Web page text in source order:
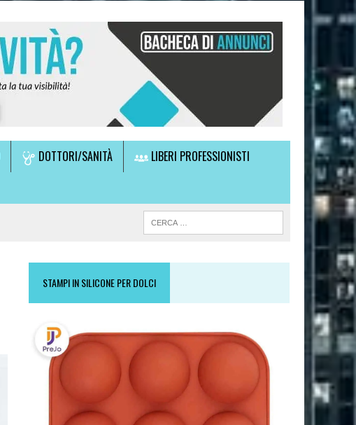
DOTTORI/SANITÀ
LIBERI PROFESSIONISTI
STAMPI IN SILICONE PER DOLCI